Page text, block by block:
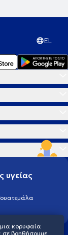
EL
υγείας
κορυφαία
σε βοηθήσουμε